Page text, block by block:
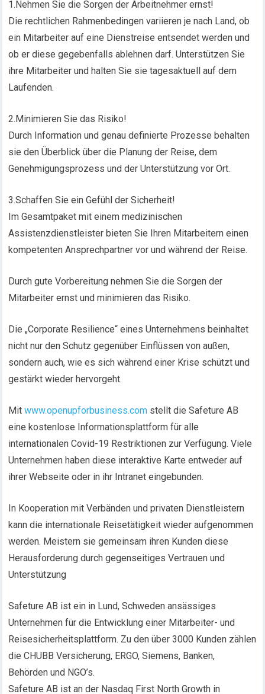
1.Nehmen Sie die Sorgen der Arbeitnehmer ernst!
Die rechtlichen Rahmenbedingen variieren je nach Land, ob
ein Mitarbeiter auf eine Dienstreise entsendet werden und
ob er diese gegebenfalls ablehnen darf. Unterstützen Sie
ihre Mitarbeiter und halten Sie sie tagesaktuell auf dem
Laufenden.
2.Minimieren Sie das Risiko!
Durch Information und genau definierte Prozesse behalten
sie den Überblick über die Planung der Reise, dem
Genehmigungsprozess und der Unterstützung vor Ort.
3.Schaffen Sie ein Gefühl der Sicherheit!
Im Gesamtpaket mit einem medizinischen
Assistenzdienstleister bieten Sie Ihren Mitarbeitern einen
kompetenten Ansprechpartner vor und während der Reise.
Durch gute Vorbereitung nehmen Sie die Sorgen der
Mitarbeiter ernst und minimieren das Risiko.
Die „Corporate Resilience“ eines Unternehmens beinhaltet
nicht nur den Schutz gegenüber Einflüssen von außen,
sondern auch, wie es sich während einer Krise schützt und
gestärkt wieder hervorgeht.
Mitwww.openupforbusiness.com stellt die Safeture AB
eine kostenlose Informationsplattform für alle
internationalen Covid-19 Restriktionen zur Verfügung. Viele
Unternehmen haben diese interaktive Karte entweder auf
ihrer Webseite oder in ihr Intranet eingebunden.
In Kooperation mit Verbänden und privaten Dienstleistern
kann die internationale Reisetätigkeit wieder aufgenommen
werden. Meistern sie gemeinsam ihren Kunden diese
Herausforderung durch gegenseitiges Vertrauen und
Unterstützung
Safeture AB ist ein in Lund, Schweden ansässiges
Unternehmen für die Entwicklung einer Mitarbeiter- und
Reisesicherheitsplattform. Zu den über 3000 Kunden zählen
die CHUBB Versicherung, ERGO, Siemens, Banken,
Behörden und NGO’s.
Safeture AB ist an der Nasdaq First North Growth in